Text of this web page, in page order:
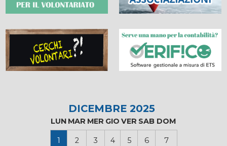
DICEMBRE 2025
LUN MAR MER GIO VER SAB DOM
1 2 3 4 5 6 7